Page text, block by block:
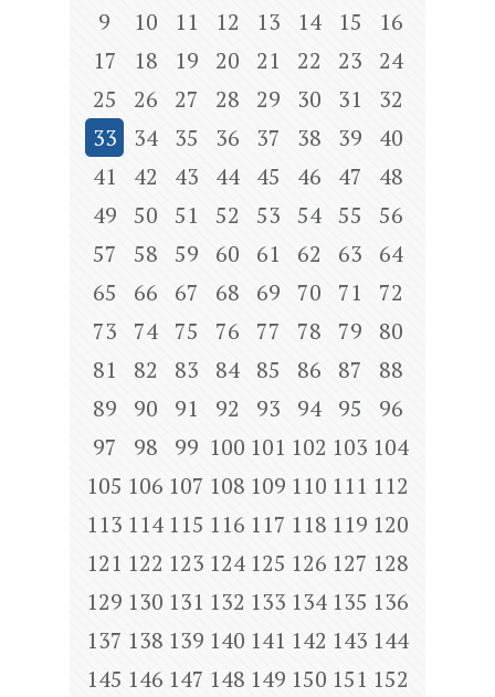
9
10 11 12 13 14 15
16
17
18 19 20 21 22 23
24
25
26 27 28 29 30 31
32
33
34 35 36 37 38 39
40
41
42 43 44 45 46 47
48
49
50 51 52 53 54 55
56
57
58 59 60 61 62 63
64
65
66 67 68 69 70 71
72
73
74 75 76 77 78 79
80
81
82 83 84 85 86 87
88
89
90 91 92 93 94 95
96
97
98 99 100 101 102 103 104
105 106 107 108 109 110 111 112
113 114 115 116 117 118 119 120
121 122 123 124 125 126 127 128
129 130 131 132 133 134 135 136
137 138 139 140 141 142 143 144
145 146 147 148 149 150 151 152